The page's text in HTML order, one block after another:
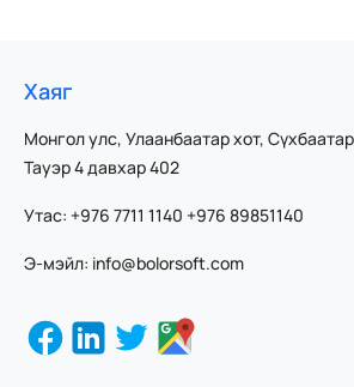
Хаяг
Монгол улс, Улаанбаатар хот,
Тауэр 4 давхар 402
Утас: +976 7711 1140 +976 89851140
Э-мэйл: info@bolorsoft.com